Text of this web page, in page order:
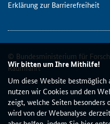
Wir bitten um Ihre Mithilfe!
Um diese Website bestmöglich
nutzen wir Cookies und den
zeigt, welche Seiten besonders
wird von der Webanalyse
p
K
o
m
p
a
k
t
"
b
Erklärung zur Barrierefreiheit
© Bundesministerium für
Raumfahrt